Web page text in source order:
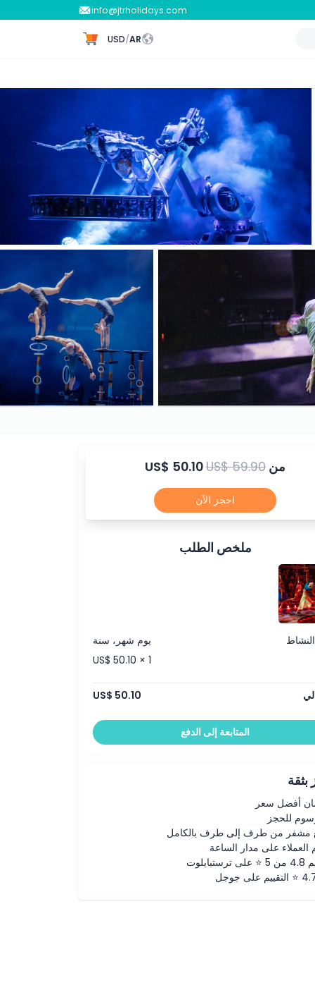
info@jtrholidays.com
AR
/
USD
من US$ 50.10US$ 59.90
احجز الآن
ملخص الطلب
يوم شهر، سنة
US$ 50.10 × 1
US$ 50.10
المتابعة إلى الدفع
بثقة
أفضل سعر
للحجز
مشفر من طرف إلى طرف بالكامل
العملاء على مدار الساعة
على جوجل